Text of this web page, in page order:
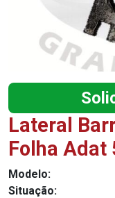
Lateral
Folha Adat
Modelo:
Situação: